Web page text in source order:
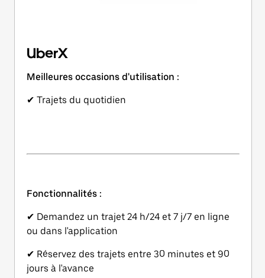
UberX
Meilleures occasions d'utilisation :
✔ Trajets du quotidien
Fonctionnalités :
✔ Demandez un trajet 24 h/24 et 7 j/7 en ligne
ou dans l'application
✔ Réservez des trajets entre 30 minutes et 90
jours à l'avance